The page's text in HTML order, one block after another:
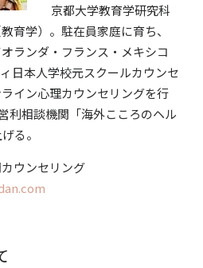
京都大学教育学研究科
育学）。駐在員家庭に育ち、
ランダ・フランス・メキシコ
日本人学校元スクールカウンセ
イン心理カウンセリングを行
利相談機関「海外こころのヘル
る。
ウンセリング